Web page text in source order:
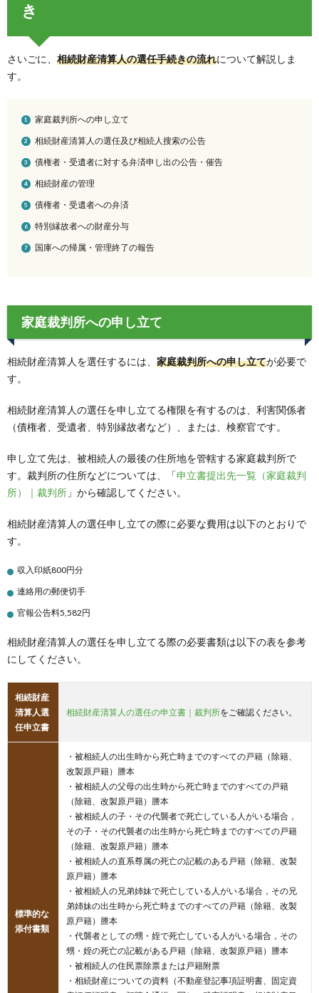
き
さいごに、 相続財産清算人の選任手続きの流れについて解説しま
す。
家庭裁判所への申し立て
相続財産清算人の選任及び相続人搜索の公告
債権者・受遺者に対する弁済申し出の公告・催告
相続財産の管理
債権者・受遺者への弁済
特別縁故者への財産分与
国庫への帰属・管理終了の報告
家庭裁判所への申し立て
相続財産清算人を選任するには、 家庭裁判所への申し立てが必要で
す。
相続財産清算人の選任を申し立てる権限を有するのは、利害関係者
（債権者、受遺者、特別縁故者など）、または、検察官です。
申し立て先は、被相続人の最後の住所地を管轄する家庭裁判所で
す。裁判所の住所などについては、「申立書提出先一覧（家庭裁判
所）｜裁判所 」から確認してください。
相続財産清算人の選任申し立ての際に必要な費用は以下のとおりで
す。
収入印紙800円分
連絡用の郵便切手​
官報公告料5,582円
相続財産清算人の選任を申し立てる際の必要書類は以下の表を参考
にしてください。
相続財産
清算人選
任申立書
相続財産清算人の選任の申立書｜裁判所をご確認ください。
標準的な
添付書類
・被相続人の出生時から死亡時までのすべての戸籍（除籍、
改製原戸籍）謄本
・被相続人の父母の出生時から死亡時までのすべての戸籍
（除籍、改製原戸籍）謄本
・被相続人の子・その代襲者で死亡している人がいる場合，
その子・その代襲者の出生時から死亡時までのすべての戸籍
（除籍、改製原戸籍）謄本
・被相続人の直系尊属の死亡の記載のある戸籍（除籍、改製
原戸籍）謄本
・被相続人の兄弟姉妹で死亡している人がいる場合，その兄
弟姉妹の出生時から死亡時までのすべての戸籍（除籍、改製
原戸籍）謄本
・代襲者としての甥・姪で死亡している人がいる場合，その
甥・姪の死亡の記載がある戸籍（除籍、改製原戸籍）謄本
・被相続人の住民票除票または戸籍附票
・相続財産についての資料（不動産登記事項証明書、固定資